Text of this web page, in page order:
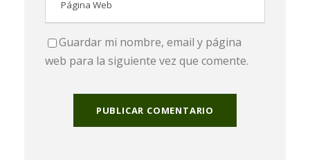
Guardar mi nombre, email y página
web para la siguiente vez que comente.